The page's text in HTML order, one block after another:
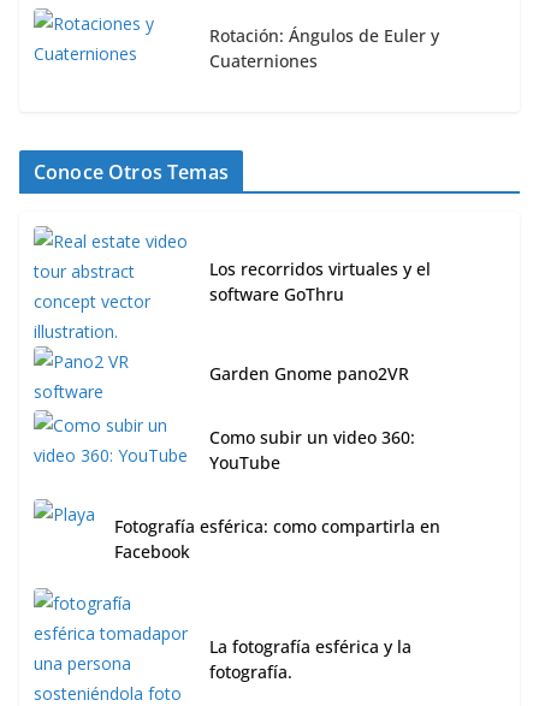
Rotación: Ángulos de Euler y
Cuaterniones
Conoce Otros Temas
Los recorridos virtuales y el
software GoThru
Garden Gnome pano2VR
Como subir un video 360:
YouTube
Fotografía esférica: como compartirla en
Facebook
La fotografía esférica y la
fotografía.